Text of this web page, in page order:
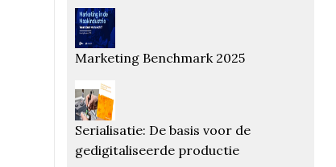
Marketing Benchmark 2025
Serialisatie: De basis voor de
gedigitaliseerde productie